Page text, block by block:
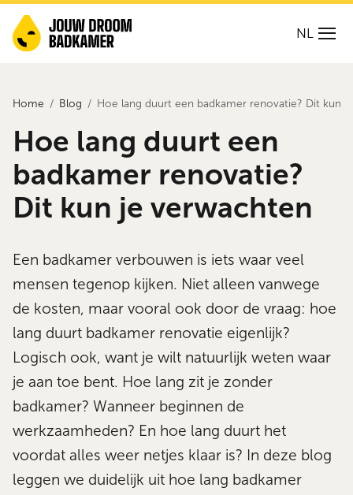
NL
Home Blog Hoe lang duurt een badkamer renovatie? Dit kun
Hoe lang duurt een
badkamer renovatie?
Dit kun je verwachten
Een badkamer verbouwen is iets waar veel
mensen tegenop kijken. Niet alleen vanwege
de kosten, maar vooral ook door de vraag: hoe
lang duurt badkamer renovatie eigenlijk?
Logisch ook, want je wilt natuurlijk weten waar
je aan toe bent. Hoe lang zit je zonder
badkamer? Wanneer beginnen de
werkzaamheden? En hoe lang duurt het
voordat alles weer netjes klaar is? In deze blog
leggen we duidelijk uit hoe lang badkamer